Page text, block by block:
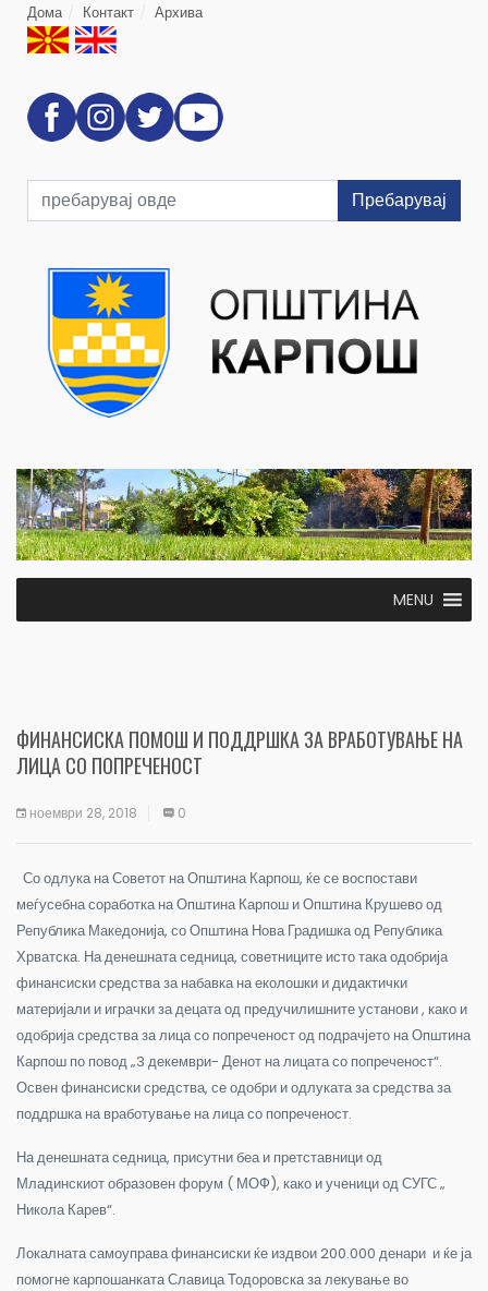
Дома Контакт Архива
Пребарувај
MENU
ФИНАНСИСКА ПОМОШ И ПОДДРШКА ЗА ВРАБОТУВАЊЕ НА
ЛИЦА СО ПОПРЕЧЕНОСТ
ноември 28, 2018 0
Со одлука на Советот на Општина Карпош, ќе се воспостави
меѓусебна соработка на Општина Карпош и Општина Крушево од
Република Македонија, со Општина Нова Градишка од Република
Хрватска. На денешната седница, советниците исто така одобрија
финансиски средства за набавка на еколошки и дидактички
материјали и играчки за децата од предучилишните установи , како и
одобрија средства за лица со попреченост од подрачјето на Општина
Карпош по повод „3 декември- Денот на лицата со попреченост“.
Освен финансиски средства, се одобри и одлуката за средства за
поддршка на вработување на лица со попреченост.
На денешната седница, присутни беа и претставници од
Младинскиот образовен форум ( МОФ), како и ученици од СУГС „
Никола Карев“.
Локалната самоуправа финансиски ќе издвои 200.000 денари и ќе ја
помогне карпошанката Славица Тодоровска за лекување во